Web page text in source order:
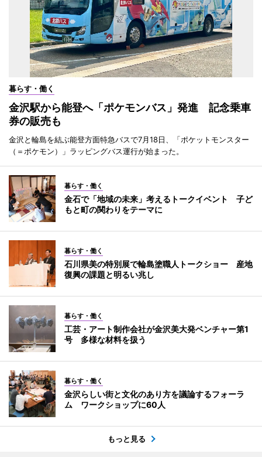
暮らす・働く
金沢駅から能登へ「ポケモンバス」発進 記念乗車
券の販売も
金沢と輪島を結ぶ能登方面特急バスで7月18日、「ポケットモンスター
（＝ポケモン）」ラッピングバス運行が始まった。
暮らす・働く
金石で「地域の未来」考えるトークイベント 子ど
もと町の関わりをテーマに
暮らす・働く
石川県美の特別展で輪島塗職人トークショー 産地
復興の課題と明るい兆し
暮らす・働く
工芸・アート制作会社が金沢美大発ベンチャー第1
号 多様な材料を扱う
暮らす・働く
金沢らしい街と文化のあり方を議論するフォーラ
ム ワークショップに60人
もっと見る